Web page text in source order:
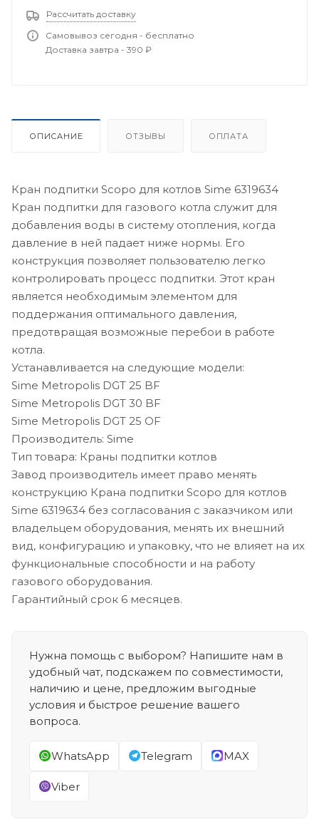
Рассчитать доставку
Самовывоз сегодня - бесплатно
Доставка завтра - 390 ₽
ОПИСАНИЕ ОТЗЫВЫ ОПЛАТА
Кран подпитки Scopo для котлов Sime 6319634
Кран подпитки для газового котла служит для
добавления воды в систему отопления, когда
давление в ней падает ниже нормы. Его
конструкция позволяет пользователю легко
контролировать процесс подпитки. Этот кран
является необходимым элементом для
поддержания оптимального давления,
предотвращая возможные перебои в работе
котла.
Устанавливается на следующие модели:
Sime Metropolis DGT 25 BF
Sime Metropolis DGT 30 BF
Sime Metropolis DGT 25 OF
Производитель: Sime
Тип товара: Краны подпитки котлов
Завод производитель имеет право менять
конструкцию Крана подпитки Scopo для котлов
Sime 6319634 без согласования с заказчиком или
владельцем оборудования, менять их внешний
вид, конфигурацию и упаковку, что не влияет на их
функциональные способности и на работу
газового оборудования.
Гарантийный срок 6 месяцев.
Нужна помощь с выбором? Напишите нам в
удобный чат, подскажем по совместимости,
наличию и цене, предложим выгодные
условия и быстрое решение вашего
вопроса.
WhatsApp Telegram MAX
Viber